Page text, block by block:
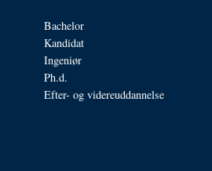
Bachelor
Kandidat
Ingeniør
Ph.d.
Efter- og videreuddannelse